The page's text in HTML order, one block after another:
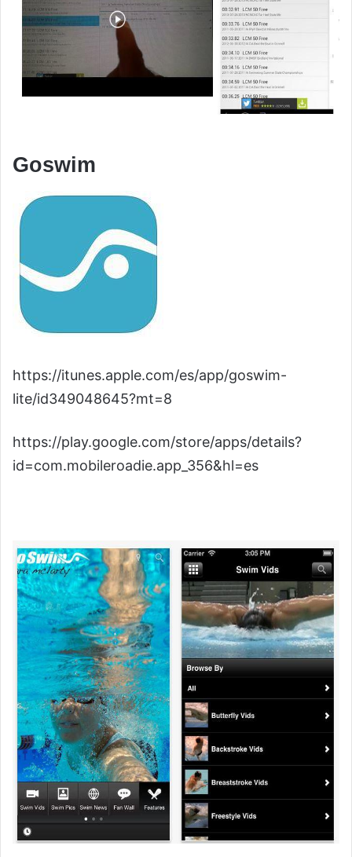
Goswim
https://itunes.apple.com/es/app/goswim-
lite/id349048645?mt=8
https://play.google.com/store/apps/details?
id=com.mobileroadie.app_356&hl=es